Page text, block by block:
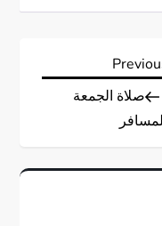
Post صلاة الجمعة